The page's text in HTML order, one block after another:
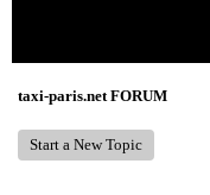
taxi-paris.net FORUM
Start a New Topic